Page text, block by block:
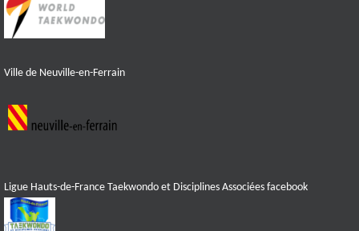
Ville de Neuville-en-Ferrain
Ligue Hauts-de-France Taekwondo et Disciplines Associées facebook